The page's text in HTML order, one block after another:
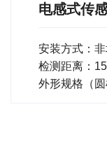
电感式传
安装方式：
检测距离：
外形规格（